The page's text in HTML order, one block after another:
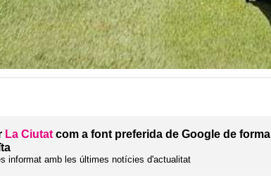
La Ciutat com a font preferida de Google de forma
informat amb les últimes notícies d'actualitat